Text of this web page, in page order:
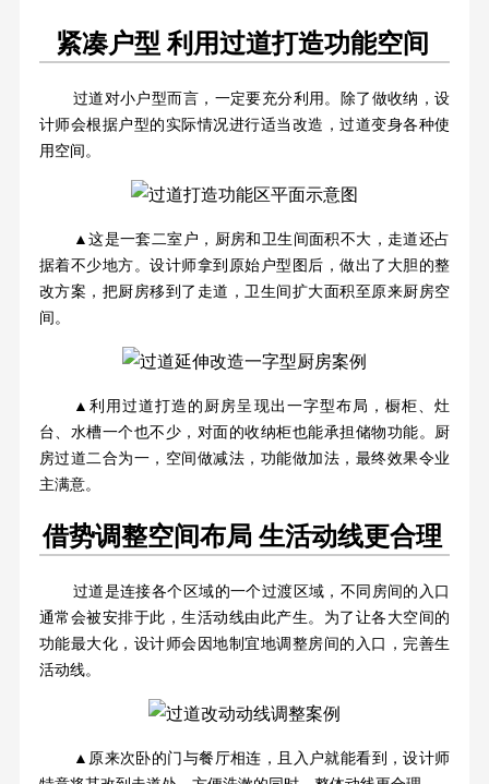
紧凑户型 利用过道打造功能空间
过道对小户型而言，一定要充分利用。除了做收纳，设
计师会根据户型的实际情况进行适当改造，过道变身各种使
用空间。
▲这是一套二室户，厨房和卫生间面积不大，走道还占
据着不少地方。设计师拿到原始户型图后，做出了大胆的整
改方案，把厨房移到了走道，卫生间扩大面积至原来厨房空
间。
▲利用过道打造的厨房呈现出一字型布局，橱柜、灶
台、水槽一个也不少，对面的收纳柜也能承担储物功能。厨
房过道二合为一，空间做减法，功能做加法，最终效果令业
主满意。
借势调整空间布局 生活动线更合理
过道是连接各个区域的一个过渡区域，不同房间的入口
通常会被安排于此，生活动线由此产生。为了让各大空间的
功能最大化，设计师会因地制宜地调整房间的入口，完善生
活动线。
▲原来次卧的门与餐厅相连，且入户就能看到，设计师